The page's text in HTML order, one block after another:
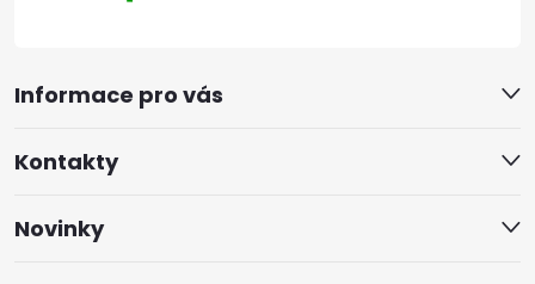
Informace pro vás
Kontakty
Novinky